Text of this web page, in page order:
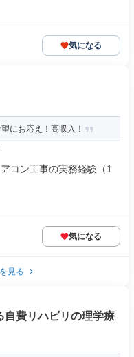
気になる
にお応え！高収入！
コン工事の実務経験（1
気になる
見る
自費リハビリの理学療